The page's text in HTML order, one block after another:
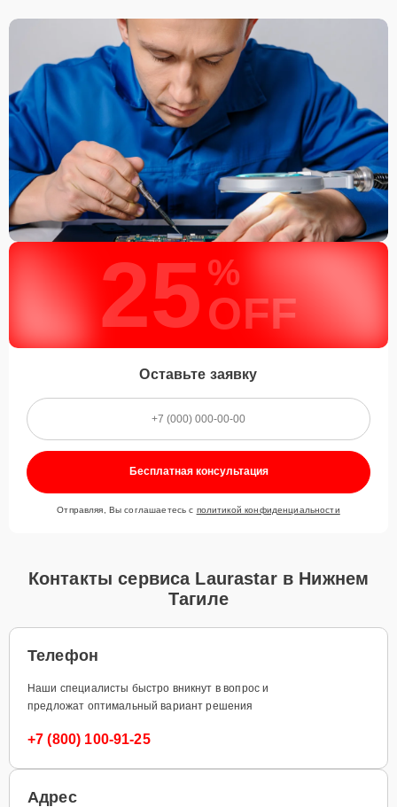
25 %
OFF
Оставьте заявку
Бесплатная консультация
Отправляя, Вы соглашаетесь с политикой конфиденциальности
Контакты сервиса Laurastar в Нижнем
Тагиле
Телефон
Наши специалисты быстро вникнут в вопрос и
предложат оптимальный вариант решения
+7 (800) 100-91-25
Адрес